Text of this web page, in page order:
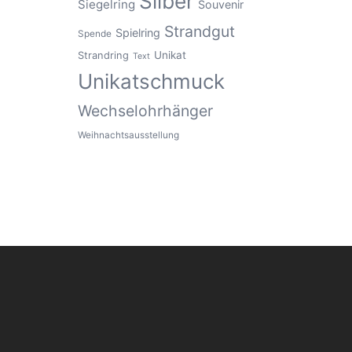
Siegelring Souvenir
Spende Spielring Strandgut
Strandring Text Unikat
Unikatschmuck
Wechselohrhänger
Weihnachtsausstellung